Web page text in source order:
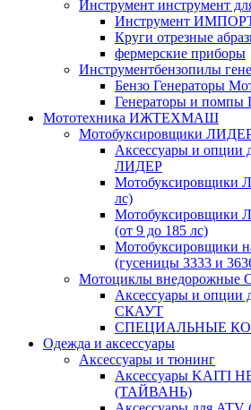
Инструмент инструмент
Инструмент
Круги отрезные
фермерские приборы
Инструментбензопилы
Бензо Генераторы
Генераторы и помпы
Мототехника ИЖТЕХМАШ
Мотобуксировщики
Аксессуары и опции
ЛИДЕР
Мотобуксировщики
лс)
Мотобуксировщики
(от 9 до 185 лс)
Мотобуксировщики
(гусеницы 3333 и
Мотоциклы внедорожные
Аксессуары и опции
СКАУТ
СПЕЦИАЛЬНЫЕ
Одежда и аксессуары
Аксессуары и тюнинг
Аксессуары KAITI
(ТАЙВАНЬ)